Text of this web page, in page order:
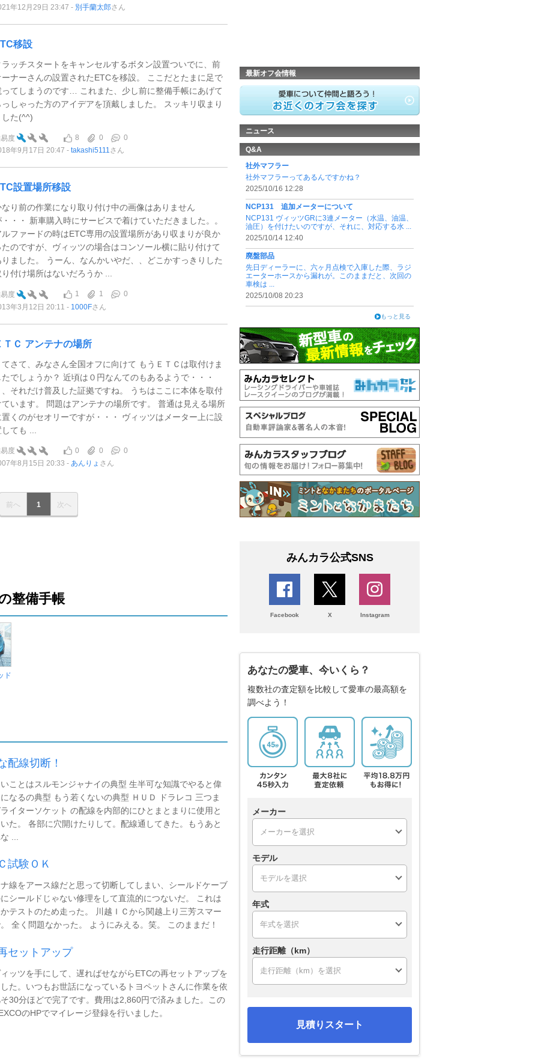
年12月29日 23:47
別手蘭太郎さん
移設
ラッチスタートをキャンセルするボタン設置ついでに、前
ーナーさんの設置されたETCを移設。 ここだとたまに足で
ってしまうのです… これまた、少し前に整備手帳にあげて
っしゃった方のアイデアを頂戴しました。 スッキリ収まり
した(^^)
度 8 0
0
年9月17日 20:47
takashi5111さん
設置場所移設
なり前の作業になり取り付け中の画像はありません
・・・ 新車購入時にサービスで着けていただきました。。
ルファードの時はETC専用の設置場所があり収まりが良か
たのですが、ヴィッツの場合はコンソール横に貼り付けて
りました。 うーん、なんかいやだ、、どこかすっきりした
り付け場所はないだろうか ...
度 1 1
0
年3月12日 20:11
1000Fさん
ＴＣ アンテナの場所
てさて、みなさん全国オフに向けて もうＥＴＣは取付けま
たでしょうか？ 近頃は０円なんてのもあるようで・・・
、それだけ普及した証拠ですね。 うちはここに本体を取付
ています。 問題はアンテナの場所です。 普通は見える場所
置くのがセオリーですが・・・ ヴィッツはメーター上に設
ても ...
度 0 0
0
年8月15日 20:33
あんりょ さん
前へ 1 次へ
整備手帳
ド
配線切断！
ことはスルモンジャナイの典型 生半可な知識でやると偉
なるの典型 もう若くないの典型 ＨＵＤ ドラレコ 三つま
イターソケット の配線を内部的にひとまとまりに使用と
た。 各部に穴開けたりして。配線通してきた。もうあと
...
試験ＯＫ
線をアース線だと思って切断してしまい、シールドケーブ
シールドじゃない修理をして直流的につないだ。 これは
テストのため走った。 川越ＩＣから関越上り三芳スマー
全く問題なかった。 ようにみえる。笑。 このままだ！
セットアップ
ッツを手にして、遅ればせながらETCの再セットアップを
た。いつもお世話になっているトヨペットさんに作業を依
30分ほどで完了です。費用は2,860円で済みました。この
のHPでマイレージ登録を行いました。
最新オフ会情報
ニュース
Q&A
社外マフラー
社外マフラーってあるんですかね？
2025/10/16 12:28
NCP131 追加メーターについて
NCP131 ヴィッツGRに3連メーター（水温、油温、
油圧）を付けたいのですが、それに、対応する水 ...
2025/10/14 12:40
廃盤部品
先日ディーラーに、六ヶ月点検で入庫した際、ラジ
エーターホースから漏れが。このままだと、次回の
車検は ...
2025/10/08 20:23
もっと見る
みんカラ公式SNS
Facebook X Instagram
あなたの愛車、今いくら？
複数社の査定額を比較して愛車の最高額を
調べよう！
メーカー
モデル
年式
走行距離（km）
見積りスタート